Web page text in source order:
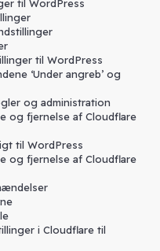
til WordPress
til WordPress
‘Under angreb’ og
og administration
og fjernelse af Cloudflare
til WordPress
og fjernelse af Cloudflare
i Cloudflare til